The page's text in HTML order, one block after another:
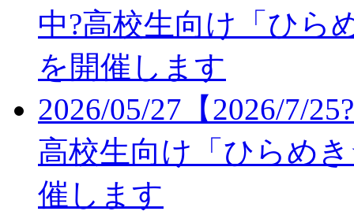
中?高校生向け「ひ
を開催します
2026/05/27 【2026/7/
高校生向け「ひらめ
催します